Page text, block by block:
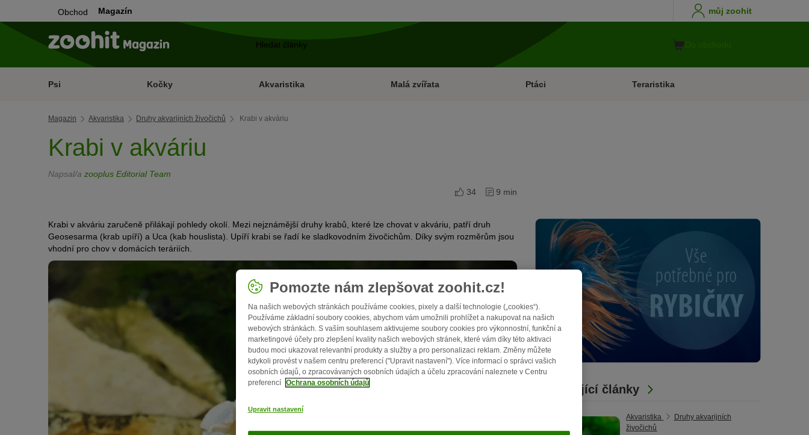
Obchod Magazín můj zoohit
Psi Kočky Akvaristika Malá zvířata Ptáci Teraristika
Magazin Akvaristika Druhy akvarijních živočichů Krabi v akváriu
Krabi v akváriu
Napsal/a zooplus Editorial Team
34
9 min
Krabi v akváriu zaručeně přilákají pohledy okolí. Mezi nejznámější druhy krabů, které lze chovat v akváriu, patří druh
Geosesarma (krab upíří) a Uca (kab houslista). Upíří krabi se řadí ke sladkovodním živočichům. Díky svým rozměrům jsou
vhodní pro chov v domácích teráriích.
Související články
Akvaristika
Druhy akvarijních
živočichů
Pomozte nám zlepšovat zoohit.cz!
Na našich webových stránkách používáme cookies, pixely a další technologie („cookies“).
Používáme základní soubory cookies, abychom vám umožnili prohlížet a nakupovat na našich
webových stránkách. S vaším souhlasem aktivujeme soubory cookies pro výkonnostní, funkční a
marketingové účely pro zlepšení kvality našich webových stránek, které vám díky této aktivaci
budou moci ukazovat relevantní produkty a služby a pro personalizaci reklam. Změny můžete
kdykoli provést v našem centru preferencí ("Upravit nastavení"). Více informací o správci vašich
osobních údajů, o zpracovávaných osobních údajích a účelu zpracování naleznete v Centru
preferencí Ochrana osobních údajů
Upravit nastavení